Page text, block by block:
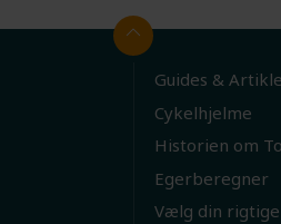
Guides &
Cykelhjelme
Historien om
Egerberegner
Vælg din